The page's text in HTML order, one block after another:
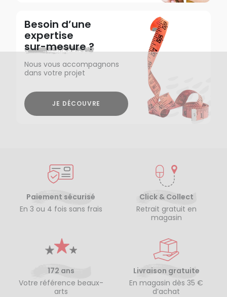
Besoin d’une
expertise
sur-mesure ?
Nous vous accompagnons
dans votre projet
JE DÉCOUVRE
Paiement sécurisé
En 3 ou 4 fois sans frais
Click & Collect
Retrait gratuit en
magasin
172 ans
Votre référence beaux-
arts
Livraison gratuite
En magasin dès 35 €
d’achat